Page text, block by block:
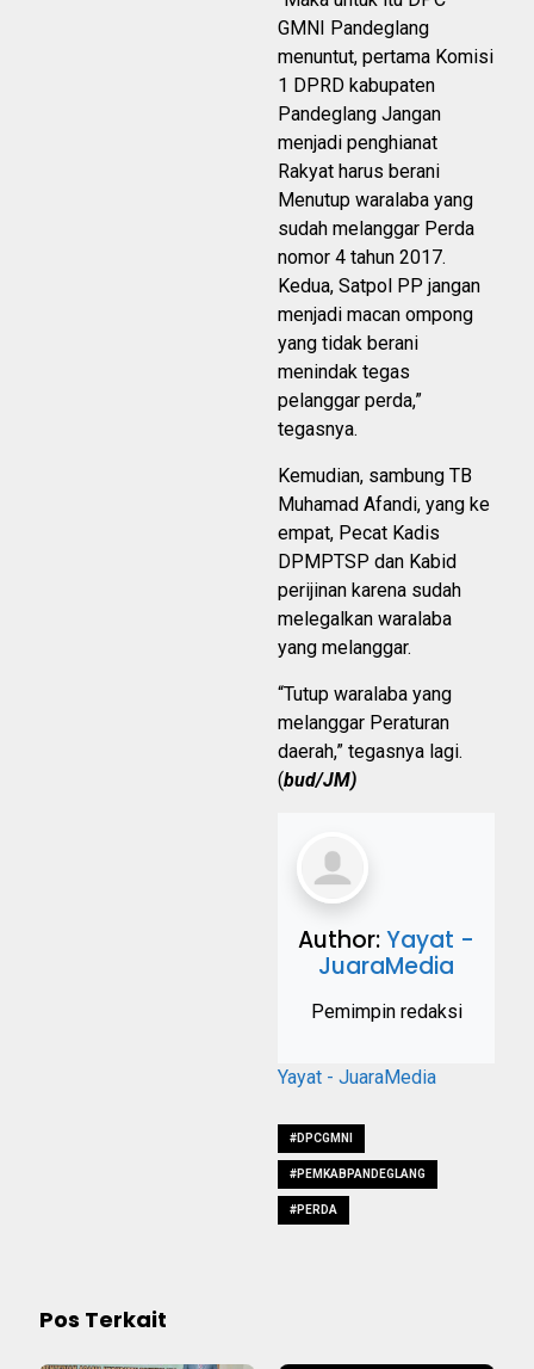
GMNI Pandeglang
menuntut, pertama Komisi
1 DPRD kabupaten
Pandeglang Jangan
menjadi penghianat
Rakyat harus berani
Menutup waralaba yang
sudah melanggar Perda
nomor 4 tahun 2017.
Kedua, Satpol PP jangan
menjadi macan ompong
yang tidak berani
menindak tegas
pelanggar perda,”
tegasnya.
Kemudian, sambung TB
Muhamad Afandi, yang ke
empat, Pecat Kadis
DPMPTSP dan Kabid
perijinan karena sudah
melegalkan waralaba
yang melanggar.
“Tutup waralaba yang
melanggar Peraturan
daerah,” tegasnya lagi.
(bud/JM)
Author:Yayat -
JuaraMedia
Pemimpin redaksi
Yayat - JuaraMedia
#DPCGMNI
#PEMKABPANDEGLANG
#PERDA
Pos Terkait